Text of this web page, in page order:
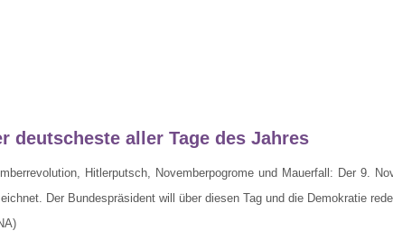
deutscheste aller Tage des Jahres
Hitlerputsch, Novemberpogrome und Mauerfall: Der 9.
Der Bundespräsident will über diesen Tag und die Demokratie